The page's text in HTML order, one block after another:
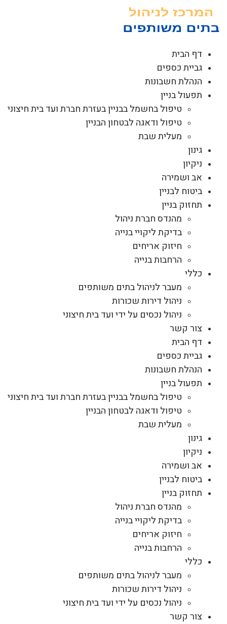
דף הבית
גביית כספים
הנהלת חשבונות
תפעול בניין
טיפול בחשמל בבניין בעזרת חברת ועד בית חיצוני
טיפול ודאגה לבטחון הבניין
מעלית שבת
גינון
ניקיון
אב ושמירה
ביטוח לבניין
תחזוק בניין
מהנדס חברת ניהול
בדיקת ליקויי בנייה
חיזוק אריחים
הרחבות בנייה
כללי
מעבר לניהול בתים משותפים
ניהול דירות שכורות
ניהול נכסים על ידי ועד בית חיצוני
צור קשר
דף הבית
גביית כספים
הנהלת חשבונות
תפעול בניין
טיפול בחשמל בבניין בעזרת חברת ועד בית חיצוני
טיפול ודאגה לבטחון הבניין
מעלית שבת
גינון
ניקיון
אב ושמירה
ביטוח לבניין
תחזוק בניין
מהנדס חברת ניהול
בדיקת ליקויי בנייה
חיזוק אריחים
הרחבות בנייה
כללי
מעבר לניהול בתים משותפים
ניהול דירות שכורות
ניהול נכסים על ידי ועד בית חיצוני
צור קשר